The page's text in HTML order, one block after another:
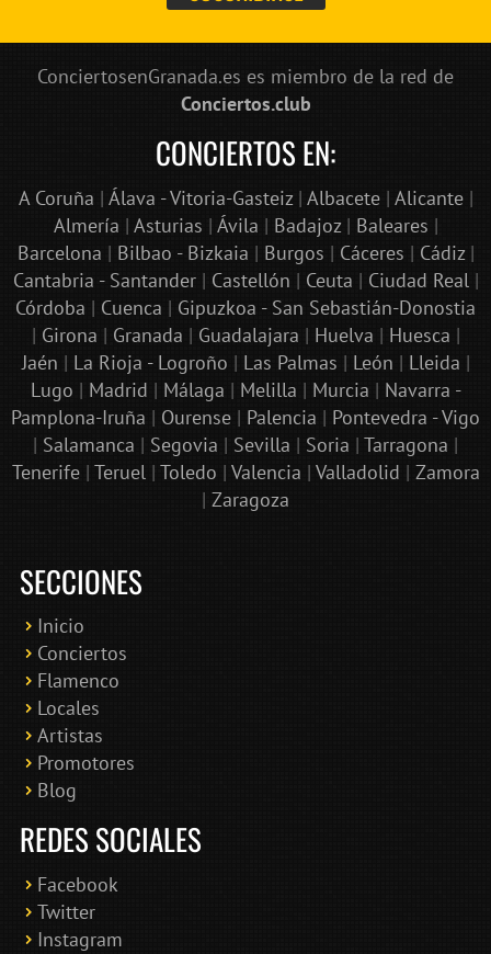
ConciertosenGranada.es es miembro de la red de
Conciertos.club
CONCIERTOS EN:
A Coruña | Álava - Vitoria-Gasteiz| Albacete| Alicante|
Almería | Asturias | Ávila | Badajoz| Baleares |
Barcelona | Bilbao - Bizkaia | Burgos | Cáceres | Cádiz|
Cantabria - Santander| Castellón | Ceuta | Ciudad Real|
Córdoba | Cuenca | Gipuzkoa - San Sebastián-Donostia
| Girona | Granada | Guadalajara | Huelva | Huesca |
Jaén | La Rioja - Logroño | Las Palmas | León | Lleida |
Lugo | Madrid | Málaga | Melilla | Murcia | Navarra -
Pamplona-Iruña | Ourense | Palencia | Pontevedra - Vigo
| Salamanca | Segovia | Sevilla | Soria | Tarragona |
Tenerife| Teruel| Toledo | Valencia | Valladolid | Zamora
| Zaragoza
SECCIONES
Inicio
Conciertos
Flamenco
Locales
Artistas
Promotores
Blog
REDES SOCIALES
Facebook
Twitter
Instagram